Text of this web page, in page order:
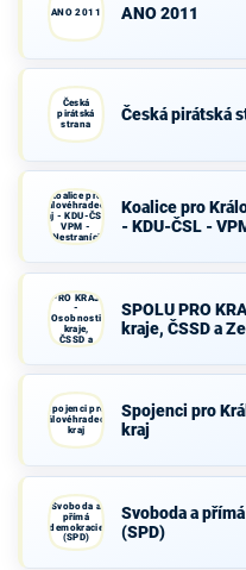
ANO 2011 ANO 2011
Česká
pirátská
strana
Česká pirátská
Koalice pro
Královéhradecký
kraj - KDU-ČSL -
VPM -
Nestraníci
Koalice pro
- KDU-ČSL -
PRO KRAJ
-
Osobnosti
kraje,
ČSSD a
Zelení
SPOLU PRO
kraje, ČSSD a
Spojenci pro
Královéhradecký
kraj
Spojenci pro
kraj
Svoboda a
přímá
demokracie
(SPD)
Svoboda a
(SPD)